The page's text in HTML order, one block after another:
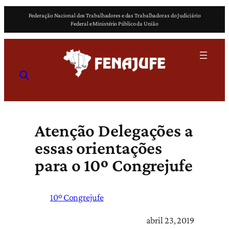
o
Federação Nacional dos Trabalhadores e das Trabalhadoras do Judiciário
Federal e Ministério Público da União
Atenção Delegações a
essas orientações
para o 10º Congrejufe
10º Congrejufe
abril 23, 2019